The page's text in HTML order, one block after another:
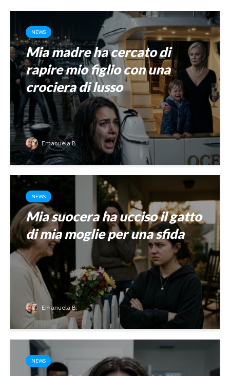
NEWS
Mia madre ha cercato di
rapire mio figlio con una
crociera di lusso
Emanuela B.
NEWS
Mia suocera ha ucciso il gatto
di mia moglie per una sfida
Emanuela B.
NEWS